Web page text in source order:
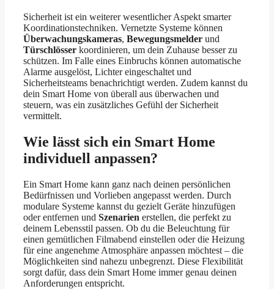
Sicherheit ist ein weiterer wesentlicher Aspekt smarter
Koordinationstechniken. Vernetzte Systeme können
Überwachungskameras, Bewegungsmelder und
Türschlösser koordinieren, um dein Zuhause besser zu
schützen. Im Falle eines Einbruchs können automatische
Alarme ausgelöst, Lichter eingeschaltet und
Sicherheitsteams benachrichtigt werden. Zudem kannst du
dein Smart Home von überall aus überwachen und
steuern, was ein zusätzliches Gefühl der Sicherheit
vermittelt.
Wie lässt sich ein Smart Home
individuell anpassen?
Ein Smart Home kann ganz nach deinen persönlichen
Bedürfnissen und Vorlieben angepasst werden. Durch
modulare Systeme kannst du gezielt Geräte hinzufügen
oder entfernen und Szenarien erstellen, die perfekt zu
deinem Lebensstil passen. Ob du die Beleuchtung für
einen gemütlichen Filmabend einstellen oder die Heizung
für eine angenehme Atmosphäre anpassen möchtest – die
Möglichkeiten sind nahezu unbegrenzt. Diese Flexibilität
sorgt dafür, dass dein Smart Home immer genau deinen
Anforderungen entspricht.